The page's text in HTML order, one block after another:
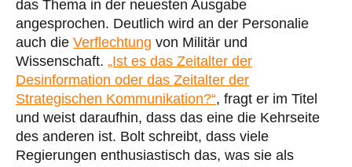
das Thema in der neuesten Ausgabe
angesprochen. Deutlich wird an der Personalie
auch die Verflechtung von Militär und
Wissenschaft. „Ist es das Zeitalter der
Desinformation oder das Zeitalter der
Strategischen Kommunikation?“, fragt er im Titel
und weist daraufhin, dass das eine die Kehrseite
des anderen ist. Bolt schreibt, dass viele
Regierungen enthusiastisch das, was sie als